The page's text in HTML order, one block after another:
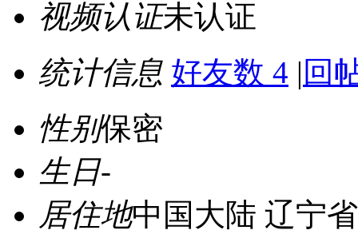
视频认证未认证
统计信息 好友数 4 | 回
性别保密
生日-
居住地中国大陆 辽宁省